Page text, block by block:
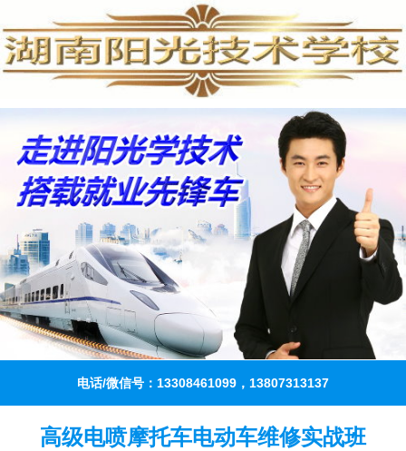
电话/微信号：13308461099，13807313137
高级电喷摩托车电动车维修实战班